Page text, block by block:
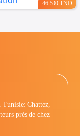
46.500 TND
Tunisie: Chattez,
prés de chez